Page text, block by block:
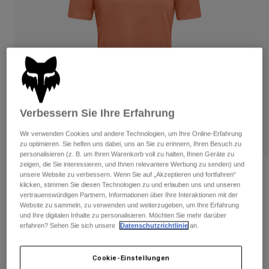
Kurze Hosen
Jacken
Handschuhe
Protektoren
Brillen
Socken
Zubehör
Hosen
Handschuhe
Jacken
Brillen
Socken
Taschen & Zubehör
Spare parts
Damen
T-Shirts & Tops
Hoodies und Pullover
Jacken
Hosen
Shirts
Alle anzeigen
Socken
Alle anzeigen
Moto
Helme
Jerseys
Hosen
Stiefel
Guards
Bewertungen
Damen Ranger Fox Head Trikot
Artikelnr.33440
Verbessern Sie Ihre Erfahrung
Wir verwenden Cookies und andere Technologien, um Ihre Online-Erfahrung
zu optimieren. Sie helfen uns dabei, uns an Sie zu erinnern, Ihren Besuch zu
personalisieren (z. B. um Ihren Warenkorb voll zu halten, Ihnen Geräte zu
zeigen, die Sie interessieren, und Ihnen relevantere Werbung zu senden) und
unsere Website zu verbessern. Wenn Sie auf „Akzeptieren und fortfahren“
klicken, stimmen Sie diesen Technologien zu und erlauben uns und unseren
vertrauenswürdigen Partnern, Informationen über Ihre Interaktionen mit der
Website zu sammeln, zu verwenden und weiterzugeben, um Ihre Erfahrung
und Ihre digitalen Inhalte zu personalisieren. Möchten Sie mehr darüber
erfahren? Sehen Sie sich unsere
Datenschutzrichtlinie an.
Cookie-Einstellungen